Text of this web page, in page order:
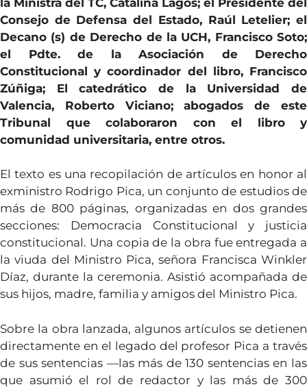
Consejo de Defensa del Estado, Raúl Letelier; el
Decano (s) de Derecho de la UCH, Francisco Soto;
el Pdte. de la Asociación de Derecho
Constitucional y coordinador del libro, Francisco
Zúñiga; El catedrático de la Universidad de
Valencia, Roberto Viciano; abogados de este
Tribunal que colaboraron con el libro y
comunidad universitaria, entre otros.
El texto es una recopilación de artículos en honor al
exministro Rodrigo Pica, un conjunto de estudios de
más de 800 páginas, organizadas en dos grandes
secciones: Democracia Constitucional y justicia
constitucional. Una copia de la obra fue entregada a
la viuda del Ministro Pica, señora Francisca Winkler
Díaz, durante la ceremonia. Asistió acompañada de
sus hijos, madre, familia y amigos del Ministro Pica.
Sobre la obra lanzada, algunos artículos se detienen
directamente en el legado del profesor Pica a través
de sus sentencias —las más de 130 sentencias en las
que asumió el rol de redactor y las más de 300